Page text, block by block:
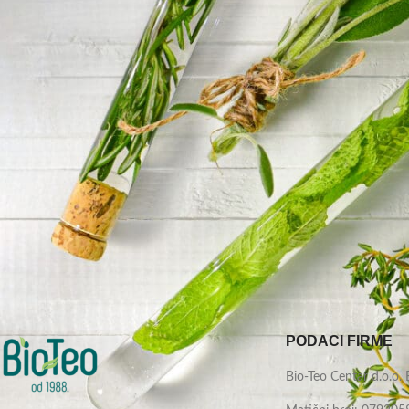
PODACI FIRME
Bio-Teo Centar d.o.o.